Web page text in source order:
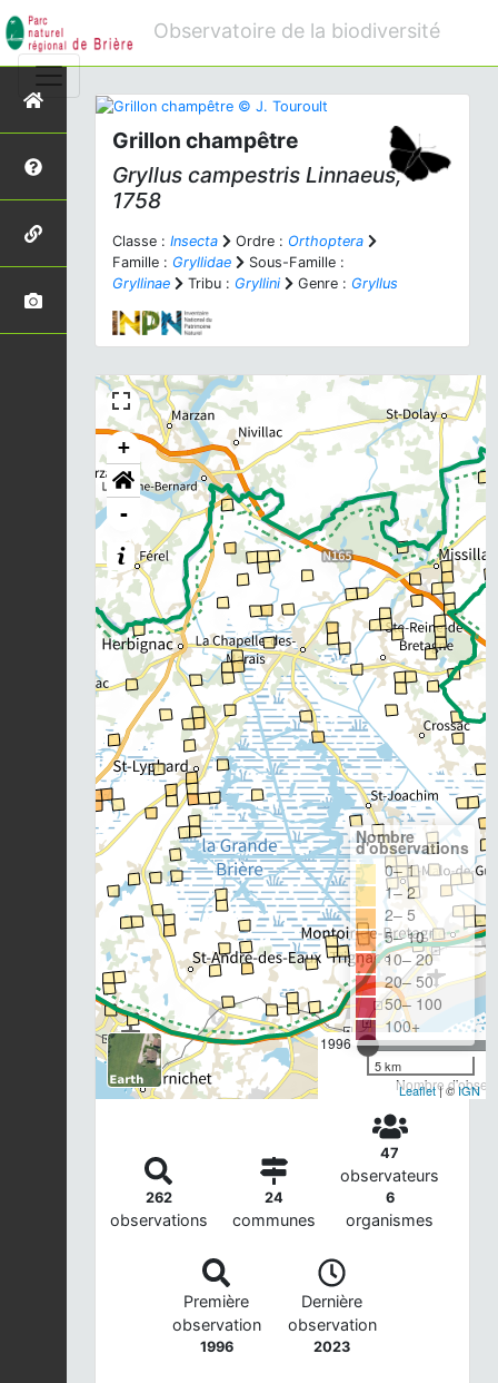
Observatoire de la biodiversité
Grillon champêtre
Gryllus campestris Linnaeus,
1758
Classe : Insecta Ordre : Orthoptera
Famille : Gryllidae
Sous-Famille :
Gryllinae
Tribu : Gryllini Genre : Gryllus
+
-
1996
Nombre
Nombre
d'observations
0– 1
1– 2
2– 5
5– 10
10– 20
20– 50
50– 100
100+
5 km
Leaflet| ©IGN
262
observations
24
communes
47
observateurs
6
organismes
Première
observation
1996
Dernière
observation
2023